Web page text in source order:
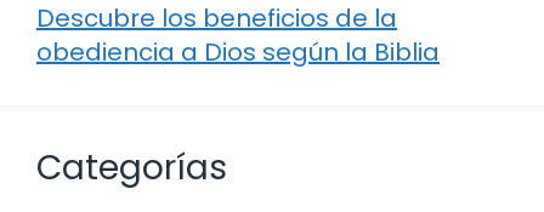
Descubre los beneficios de la
obediencia a Dios según la Biblia
Categorías